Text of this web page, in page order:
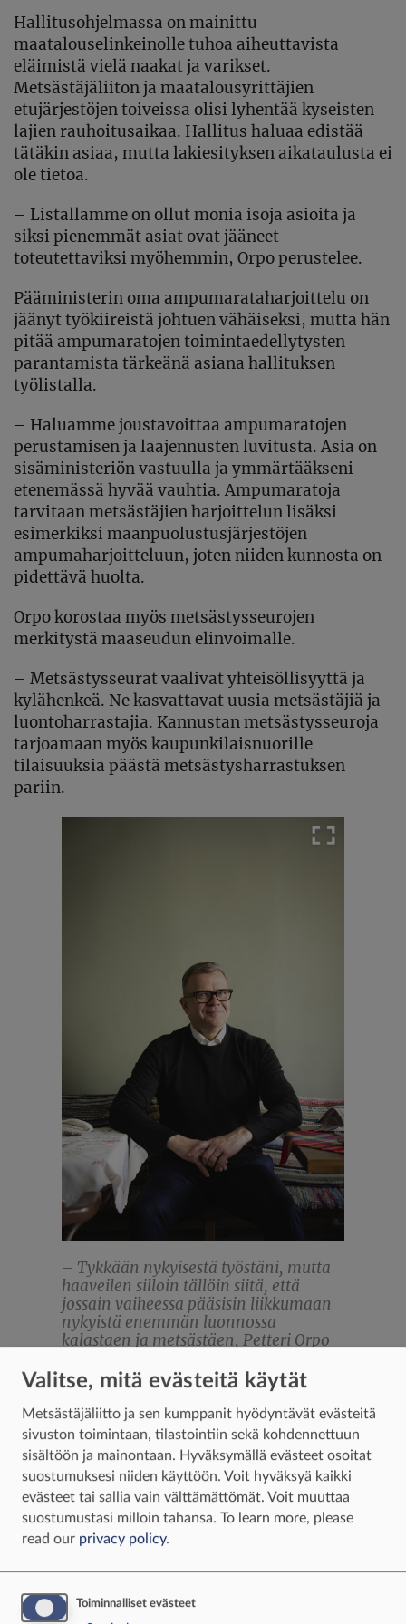
Hallitusohjelmassa on mainittu
maatalouselinkeinolle tuhoa aiheuttavista
eläimistä vielä naakat ja varikset.
Metsästäjäliiton ja maatalousyrittäjien
etujärjestöjen toiveissa olisi lyhentää kyseisten
lajien rauhoitusaikaa. Hallitus haluaa edistää
tätäkin asiaa, mutta lakiesityksen aikataulusta ei
ole tietoa.
– Listallamme on ollut monia isoja asioita ja
siksi pienemmät asiat ovat jääneet
toteutettaviksi myöhemmin, Orpo perustelee.
Pääministerin oma ampumarataharjoittelu on
jäänyt työkiireistä johtuen vähäiseksi, mutta hän
pitää ampumaratojen toimintaedellytysten
parantamista tärkeänä asiana hallituksen
työlistalla.
– Haluamme joustavoittaa ampumaratojen
perustamisen ja laajennusten luvitusta. Asia on
sisäministeriön vastuulla ja ymmärtääkseni
etenemässä hyvää vauhtia. Ampumaratoja
tarvitaan metsästäjien harjoittelun lisäksi
esimerkiksi maanpuolustusjärjestöjen
ampumaharjoitteluun, joten niiden kunnosta on
pidettävä huolta.
Orpo korostaa myös metsästysseurojen
merkitystä maaseudun elinvoimalle.
– Metsästysseurat vaalivat yhteisöllisyyttä ja
kylähenkeä. Ne kasvattavat uusia metsästäjiä ja
luontoharrastajia. Kannustan metsästysseuroja
tarjoamaan myös kaupunkilaisnuorille
tilaisuuksia päästä metsästysharrastuksen
pariin.
– Tykkään nykyisestä työstäni, mutta
haaveilen silloin tällöin siitä, että
jossain vaiheessa pääsisin liikkumaan
nykyistä enemmän luonnossa
kalastaen ja metsästäen, Petteri Orpo
Lintujahtia Kainuussa
Petteri Orpo on liikkunut lapsuudesta asti
innokkaasti luonnossa. Erityisesti opettaja­isä vei
perheen lapsia säännöllisesti retkille Satakunnan
metsiin. Partiokin kuului nuoren miehen
harrastuksiin. Kalastus oli pääministerin
ensimmäinen intohimoinen luontoharrastus,
joka jatkuu edelleen perhokalastuksen muodossa.
Nuoruuden ampuhiihtoharrastuskin viitoitti
Valitse, mitä evästeitä käytät
Metsästäjäliitto ja sen kumppanit hyödyntävät evästeitä
sivuston toimintaan, tilastointiin sekä kohdennettuun
sisältöön ja mainontaan. Hyväksymällä evästeet osoitat
suostumuksesi niiden käyttöön. Voit hyväksyä kaikki
evästeet tai sallia vain välttämättömät. Voit muuttaa
suostumustasi milloin tahansa. To learn more, please
read our privacy policy.
Toiminnalliset evästeet